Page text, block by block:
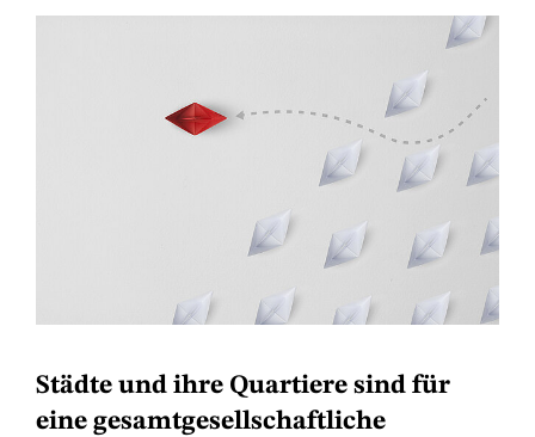
Städte und ihre Quartiere sind für
eine gesamtgesellschaftliche